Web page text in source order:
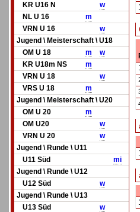
KR U16 N
w
NL U 16
m
VRN U 16
w
Jugend \ Meisterschaft \ U18
OM U 18
m
w
KR U18m NS
m
VRN U 18
w
VRS U 18
m
Jugend \ Meisterschaft \ U20
OM U 20
m
OM U20
w
VRN U 20
w
Jugend \ Runde \ U11
U11 Süd
mi
Jugend \ Runde \ U12
U12 Süd
w
Jugend \ Runde \ U13
U13 Süd
w